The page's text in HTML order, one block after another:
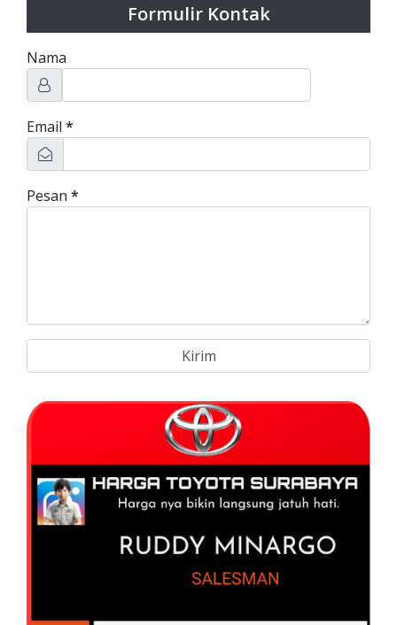
Formulir Kontak
Nama
Email *
Pesan *